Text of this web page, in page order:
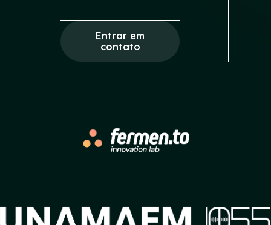
Entrar em
contato